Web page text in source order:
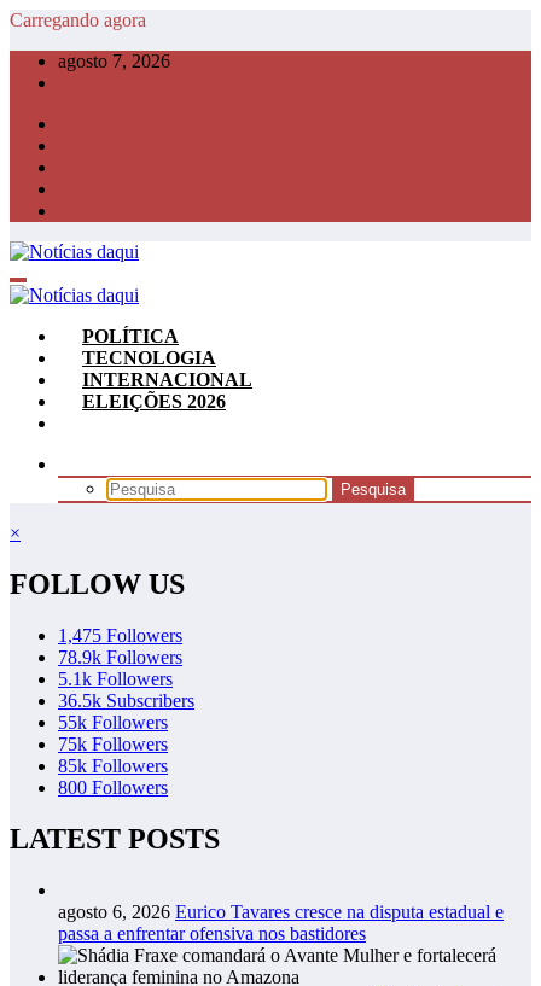
Pular
conteúdo
Carregando agora
agosto 7, 2026
POLÍTICA
TECNOLOGIA
INTERNACIONAL
ELEIÇÕES 2026
×
FOLLOW US
1,475 Followers
78.9k Followers
5.1k Followers
36.5k Subscribers
55k Followers
75k Followers
85k Followers
800 Followers
LATEST POSTS
agosto 6, 2026 Eurico Tavares cresce na disputa estadual e
passa a enfrentar ofensiva nos bastidores